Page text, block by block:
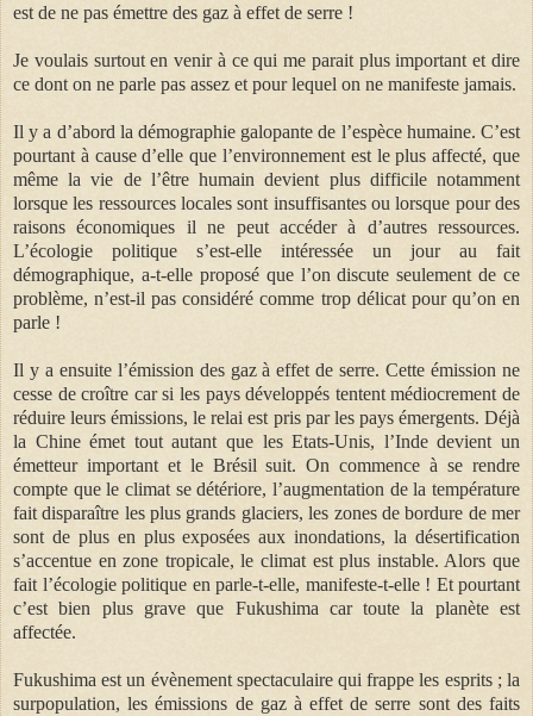
est de ne pas émettre des gaz à effet de serre !
Je voulais surtout en venir à ce qui me parait plus important et dire
ce dont on ne parle pas assez et pour lequel on ne manifeste jamais.
Il y a d’abord la démographie galopante de l’espèce humaine. C’est
pourtant à cause d’elle que l’environnement est le plus affecté, que
même la vie de l’être humain devient plus difficile notamment
lorsque les ressources locales sont insuffisantes ou lorsque pour des
raisons économiques il ne peut accéder à d’autres ressources.
L’écologie politique s’est-elle intéressée un jour au fait
démographique, a-t-elle proposé que l’on discute seulement de ce
problème, n’est-il pas considéré comme trop délicat pour qu’on en
parle !
Il y a ensuite l’émission des gaz à effet de serre. Cette émission ne
cesse de croître car si les pays développés tentent médiocrement de
réduire leurs émissions, le relai est pris par les pays émergents. Déjà
la Chine émet tout autant que les Etats-Unis, l’Inde devient un
émetteur important et le Brésil suit. On commence à se rendre
compte que le climat se détériore, l’augmentation de la température
fait disparaître les plus grands glaciers, les zones de bordure de mer
sont de plus en plus exposées aux inondations, la désertification
s’accentue en zone tropicale, le climat est plus instable. Alors que
fait l’écologie politique en parle-t-elle, manifeste-t-elle ! Et pourtant
c’est bien plus grave que Fukushima car toute la planète est
affectée.
Fukushima est un évènement spectaculaire qui frappe les esprits ; la
surpopulation, les émissions de gaz à effet de serre sont des faits